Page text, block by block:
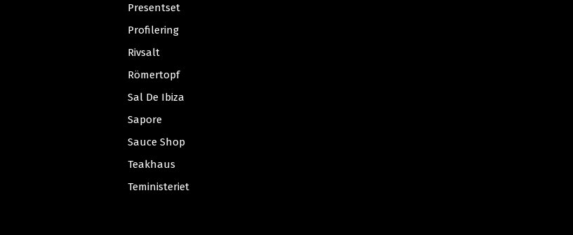
Presentset
Profilering
Rivsalt
Römertopf
Sal De Ibiza
Sapore
Sauce Shop
Teakhaus
Teministeriet